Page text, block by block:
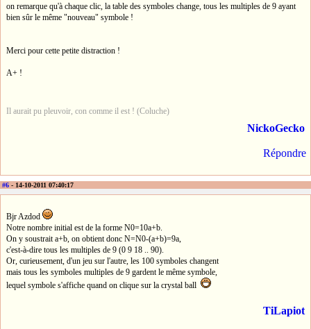
on remarque qu'à chaque clic, la table des symboles change, tous les multiples de 9 ayant
bien sûr le même "nouveau" symbole !
Merci pour cette petite distraction !
A+ !
Il aurait pu pleuvoir, con comme il est ! (Coluche)
NickoGecko
Répondre
#6 - 14-10-2011 07:40:17
Bjr Azdod
Notre nombre initial est de la forme N0=10a+b.
On y soustrait a+b, on obtient donc N=N0-(a+b)=9a,
c'est-à-dire tous les multiples de 9 (0 9 18 .. 90).
Or, curieusement, d'un jeu sur l'autre, les 100 symboles changent
mais tous les symboles multiples de 9 gardent le même symbole,
lequel symbole s'affiche quand on clique sur la crystal ball
TiLapiot